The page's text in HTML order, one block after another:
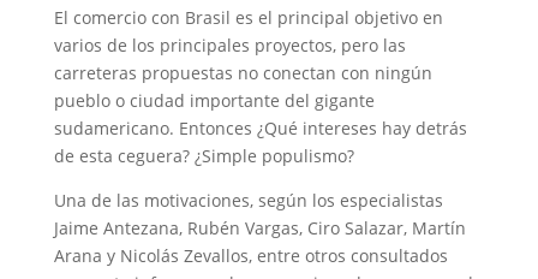
El comercio con Brasil es el principal objetivo en
varios de los principales proyectos, pero las
carreteras propuestas no conectan con ningún
pueblo o ciudad importante del gigante
sudamericano. Entonces ¿Qué intereses hay detrás
de esta ceguera? ¿Simple populismo?
Una de las motivaciones, según los especialistas
Jaime Antezana, Rubén Vargas, Ciro Salazar, Martín
Arana y Nicolás Zevallos, entre otros consultados